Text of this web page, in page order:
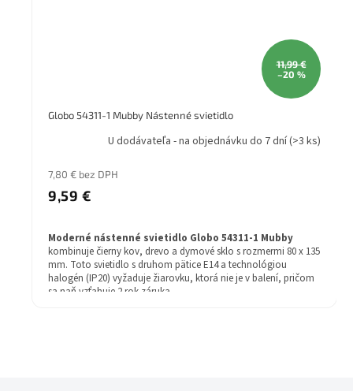
11,99 €
–20 %
Globo 54311-1 Mubby Nástenné svietidlo
U dodávateľa - na objednávku do 7 dní(>3 ks)
7,80 € bez DPH
9,59 €
Moderné nástenné svietidlo Globo 54311-1 Mubby
kombinuje čierny kov, drevo a dymové sklo s rozmermi 80 x 135
mm. Toto svietidlo s druhom pätice E14 a technológiou
halogén (IP20) vyžaduje žiarovku, ktorá nie je v balení, pričom
sa naň vzťahuje 2 rok záruka.